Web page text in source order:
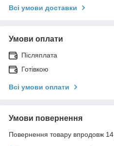
Всі умови доставки
Умови оплати
Післяплата
Готівкою
Всі умови оплати
Умови повернення
Повернення товару впродовж 14